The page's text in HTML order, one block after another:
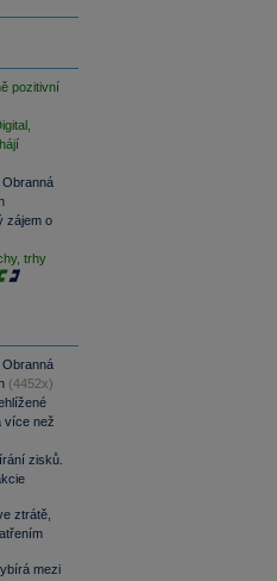
pozitivní
zájem o
trhy
Obranná
(4452x)
více než
zisků.
ztrátě,
mezi